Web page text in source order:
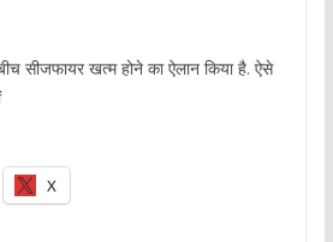
सीजफायर खत्म होने का ऐलान किया है. ऐसे
X